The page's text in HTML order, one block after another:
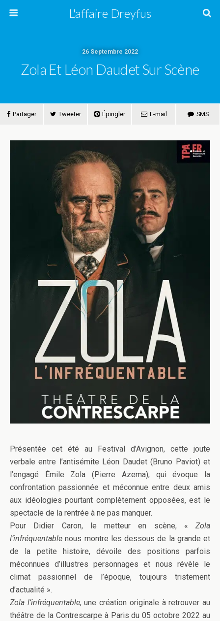
L'affaire Dreyfus
26 Septembre 2022
Zola Et Léon Daudet Sur Scène
Partager Tweeter Épingler E-mail SMS
Présentée cet été au Festival d’Avignon, cette joute
verbale entre l’antisémite Léon Daudet (Bruno Paviot) et
l’engagé Émile Zola (Pierre Azema), qui évoque la
confrontation passionnée et méconnue entre deux amis
aux idéologies pourtant complètement opposées, est le
spectacle de la rentrée à ne pas manquer.
Pour Didier Caron, le metteur en scène, « Zola
l’infréquentablenous montre les dessous de la grande et
de la petite histoire, dévoile des positions parfois
méconnues d’illustres personnages et nous révèle le
climat passionnel de l’époque, toujours tristement
d’actualité ».
Zola l’infréquentable, une création originale à retrouver au
théâtre de la Contrescarpe à Paris du 05 octobre 2022 au